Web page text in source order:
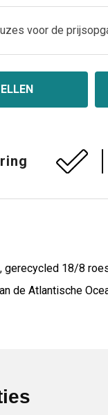
voor de
gerecycled 18/8
de Atlantische